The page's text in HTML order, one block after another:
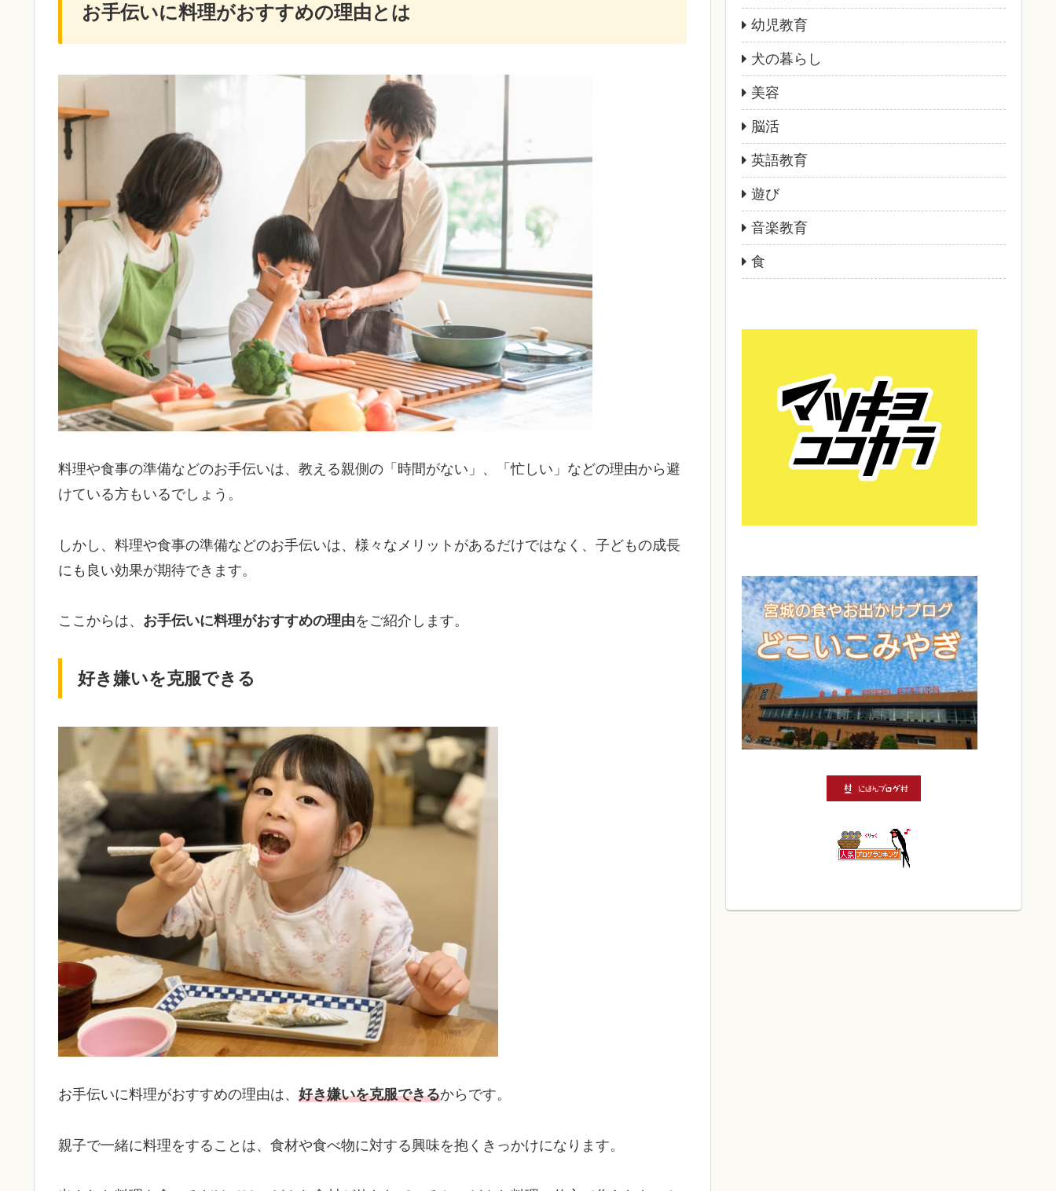
お手伝いに料理がおすすめの理由とは
料理や食事の準備などのお手伝いは、教える親側の「時間がない」、「忙しい」などの理由から避
けている方もいるでしょう。
しかし、料理や食事の準備などのお手伝いは、様々なメリットがあるだけではなく、子どもの成長
にも良い効果が期待できます。
ここからは、 お手伝いに料理がおすすめの理由をご紹介します。
好き嫌いを克服できる
お手伝いに料理がおすすめの理由は、 好き嫌いを克服できるからです。
親子で一緒に料理をすることは、食材や食べ物に対する興味を抱くきっかけになります。
幼児教育
犬の暮らし
美容
脳活
英語教育
遊び
音楽教育
食